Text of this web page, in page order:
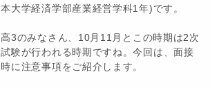
本大学経済学部産業経営学科1年)です。
高3のみなさん、10月11月とこの時期は2次
試験が行われる時期ですね。今回は、面接
時に注意事項をご紹介します。